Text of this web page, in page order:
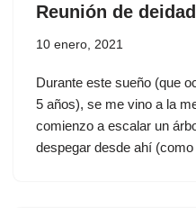
Reunión de
10 enero, 2021
Durante este sueño (que
5 años), se me vino a la
comienzo a escalar un
despegar desde ahí